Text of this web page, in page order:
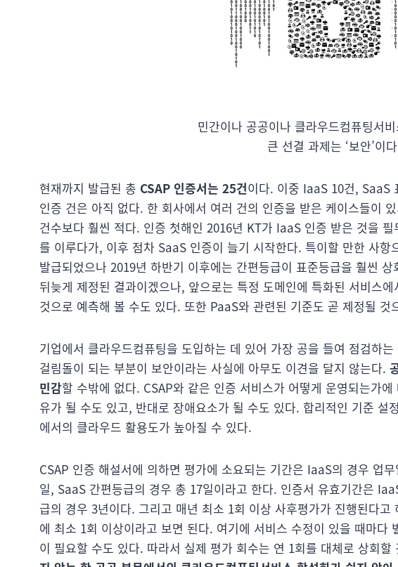
민간이나 공공이나 클라우드컴퓨팅서
큰 선결 과제는 ‘보안’이
현재까지 발급된 총 CSAP 인증서는 25건이다. 이중 IaaS 10건, SaaS
인증 건은 아직 없다. 한 회사에서 여러 건의 인증을 받은 케이스들이
건수보다 훨씬 적다. 인증 첫해인 2016년 KT가 IaaS 인증 받은 것을
를 이루다가, 이후 점차 SaaS 인증이 늘기 시작한다. 특이할 만한 사
발급되었으나 2019년 하반기 이후에는 간편등급이 표준등급을 훨씬
뒤늦게 제정된 결과이겠으나, 앞으로는 특정 도메인에 특화된 서비스
것으로 예측해 볼 수도 있다. 또한 PaaS와 관련된 기준도 곧 제정될 것
기업에서 클라우드컴퓨팅을 도입하는 데 있어 가장 공을 들여 점검하
걸림돌이 되는 부분이 보안이라는 사실에 아무도 이견을 달지 않는다.
민감할 수밖에 없다. CSAP와 같은 인증 서비스가 어떻게 운영되는가
유가 될 수도 있고, 반대로 장애요소가 될 수도 있다. 합리적인 기준 설
에서의 클라우드 활용도가 높아질 수 있다.
CSAP 인증 해설서에 의하면 평가에 소요되는 기간은 IaaS의 경우 업
일, SaaS 간편등급의 경우 총 17일이라고 한다. 인증서 유효기간은
급의 경우 3년이다. 그리고 매년 최소 1회 이상 사후평가가 진행된다
에 최소 1회 이상이라고 보면 된다. 여기에 서비스 수정이 있을 때마다
이 필요할 수도 있다. 따라서 실제 평가 회수는 연 1회를 대체로 상회할